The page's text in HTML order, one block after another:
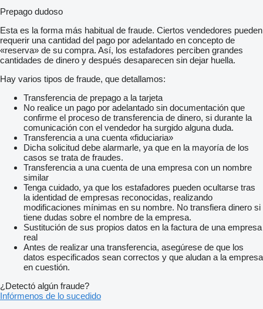
Tractiecontrole
Dimmende binnenspiegel
Lederen stuurwiel
Lendensteun
Regensensor
Sportstoelen
Inklapbare buitenspiegels
lichtmetalen velgen 16"
achterbank in delen neerklapbaar
alarm klasse 1(startblokkering)
bestuurdersairbag
binnenspiegel automatisch dimmend
chroom delen exterieur
dimlichten automatisch
Elektrisch inklapbare buitenspiegels (OP07)
elektronische remkrachtverdeling
Elektronisch Stabiliteits Programma
FordKeyless Entry inclusief FordPower Startbutton (OP09)
grootlichtassistent
hill hold functie
hoofd airbag(s) achter
hoofd airbag(s) voor
knie airbag(s)
LED achterlichten
LED dagrijverlichting
lederen sportstuur
lendesteunen (verstelbaar)
multimedia-voorbereiding
passagiersairbag
Prepago dudoso
Esta es la forma más habitual de fraude. Ciertos vendedores pueden
requerir una cantidad del pago por adelantado en concepto de
«reserva» de su compra. Así, los estafadores perciben grandes
cantidades de dinero y después desaparecen sin dejar huella.
Hay varios tipos de fraude, que detallamos:
Transferencia de prepago a la tarjeta
No realice un pago por adelantado sin documentación que
confirme el proceso de transferencia de dinero, si durante la
comunicación con el vendedor ha surgido alguna duda.
Transferencia a una cuenta «fiduciaria»
Dicha solicitud debe alarmarle, ya que en la mayoría de los
casos se trata de fraudes.
Transferencia a una cuenta de una empresa con un nombre
similar
Tenga cuidado, ya que los estafadores pueden ocultarse tras
la identidad de empresas reconocidas, realizando
modificaciones mínimas en su nombre. No transfiera dinero si
tiene dudas sobre el nombre de la empresa.
Sustitución de sus propios datos en la factura de una empresa
real
Antes de realizar una transferencia, asegúrese de que los
datos especificados sean correctos y que aludan a la empresa
en cuestión.
¿Detectó algún fraude?
Infórmenos de lo sucedido